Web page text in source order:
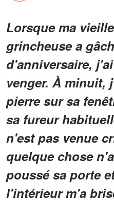
Lorsque ma
grincheuse a
d'anniversaire,
venger. À minuit,
pierre sur sa
sa fureur
n'est pas venue
quelque chose
poussé sa porte
l'intérieur m'a